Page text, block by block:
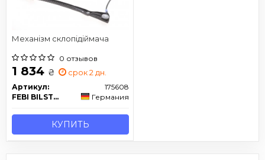
Механізм склопідіймача
0 отзывов
1 834 ₴ срок 2 дн.
Артикул:
175608
FEBI BILSTEIN
Германия
КУПИТЬ